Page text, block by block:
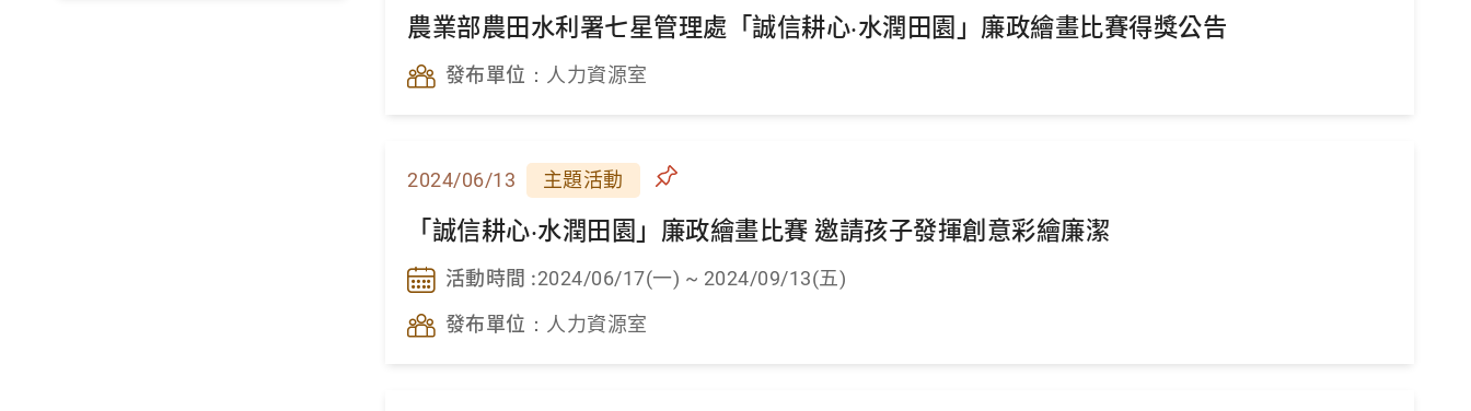
農業部農田水利署七星管理處「誠信耕心‧水潤田園」廉政繪畫比賽得獎公告
發布單位： 人力資源室
2024/06/13 主題活動
「誠信耕心‧水潤田園」廉政繪畫比賽 邀請孩子發揮創意彩繪廉潔
活動時間 :2024/06/17(一) ~ 2024/09/13(五)
發布單位： 人力資源室